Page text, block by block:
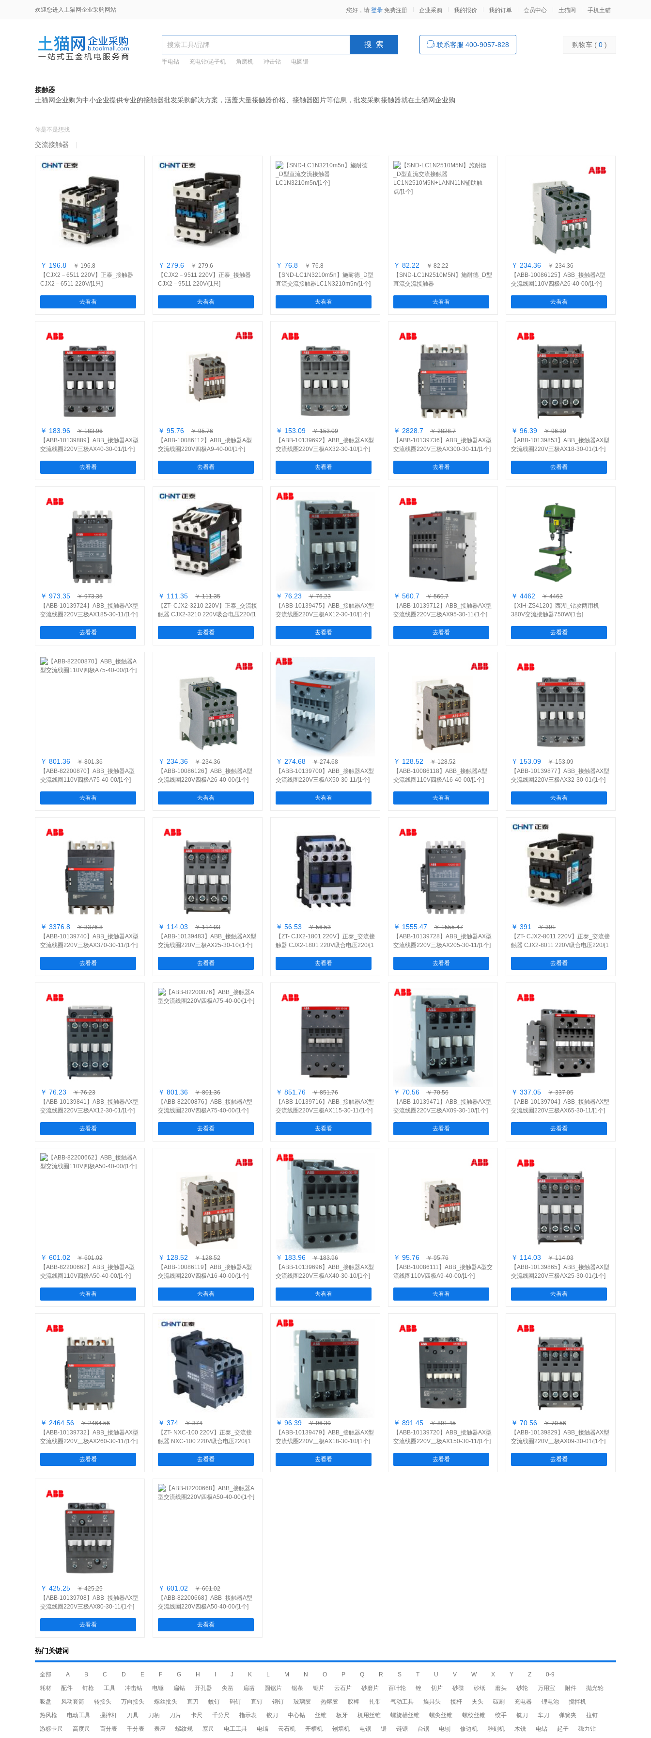
欢迎您进入土猫网企业采购网站 您好，请 登录 免费注册 企业采购 我的报价 我的订单 会员中心 土猫网 手机土猫
手电钻 充电钻/起子机 角磨机 冲击钻 电圆锯
联系客服 400-9057-828 购物车 ( 0 )
接触器
土猫网企业购为中小企业提供专业的接触器批发采购解决方案，涵盖大量接触器价格、接触器图片等信息，批发采购接触器就在土猫网企业购
你是不是想找
交流接触器
￥ 196.8
￥ 196.8
【CJX2－6511 220V】正泰_接触器
CJX2－6511 220V/[1只]
去看看
￥ 279.6
￥ 279.6
【CJX2－9511 220V】正泰_接触器
CJX2－9511 220V/[1只]
去看看
￥ 76.8
￥ 76.8
【SND-LC1N3210m5n】施耐德_D型
直流交流接触器LC1N3210m5n/[1个]
去看看
￥ 82.22
￥ 82.22
【SND-LC1N2510M5N】施耐德_D型
直流交流接触器
去看看
￥ 234.36
￥ 234.36
【ABB-10086125】ABB_接触器A型
交流线圈110V四极A26-40-00/[1个]
去看看
￥ 183.96
￥ 183.96
【ABB-10139889】ABB_接触器AX型
交流线圈220V三极AX40-30-01/[1个]
去看看
￥ 95.76
￥ 95.76
【ABB-10086112】ABB_接触器A型
交流线圈220V四极A9-40-00/[1个]
去看看
￥ 153.09
￥ 153.09
【ABB-10139692】ABB_接触器AX型
交流线圈220V三极AX32-30-10/[1个]
去看看
￥ 2828.7
￥ 2828.7
【ABB-10139736】ABB_接触器AX型
交流线圈220V三极AX300-30-11/[1个]
去看看
￥ 96.39
￥ 96.39
【ABB-10139853】ABB_接触器AX型
交流线圈220V三极AX18-30-01/[1个]
去看看
￥ 973.35
￥ 973.35
【ABB-10139724】ABB_接触器AX型
交流线圈220V三极AX185-30-11/[1个]
去看看
￥ 111.35
￥ 111.35
【ZT- CJX2-3210 220V】正泰_交流接
触器 CJX2-3210 220V吸合电压220/[1
去看看
￥ 76.23
￥ 76.23
【ABB-10139475】ABB_接触器AX型
交流线圈220V三极AX12-30-10/[1个]
去看看
￥ 560.7
￥ 560.7
【ABB-10139712】ABB_接触器AX型
交流线圈220V三极AX95-30-11/[1个]
去看看
￥ 4462
￥ 4462
【XIH-ZS4120】西湖_钻攻两用机
380V交流接触器750W/[1台]
去看看
￥ 801.36
￥ 801.36
【ABB-82200870】ABB_接触器A型
交流线圈110V四极A75-40-00/[1个]
去看看
￥ 234.36
￥ 234.36
【ABB-10086126】ABB_接触器A型
交流线圈220V四极A26-40-00/[1个]
去看看
￥ 274.68
￥ 274.68
【ABB-10139700】ABB_接触器AX型
交流线圈220V三极AX50-30-11/[1个]
去看看
￥ 128.52
￥ 128.52
【ABB-10086118】ABB_接触器A型
交流线圈110V四极A16-40-00/[1个]
去看看
￥ 153.09
￥ 153.09
【ABB-10139877】ABB_接触器AX型
交流线圈220V三极AX32-30-01/[1个]
去看看
￥ 3376.8
￥ 3376.8
【ABB-10139740】ABB_接触器AX型
交流线圈220V三极AX370-30-11/[1个]
去看看
￥ 114.03
￥ 114.03
【ABB-10139483】ABB_接触器AX型
交流线圈220V三极AX25-30-10/[1个]
去看看
￥ 56.53
￥ 56.53
【ZT- CJX2-1801 220V】正泰_交流接
触器 CJX2-1801 220V吸合电压220/[1
去看看
￥ 1555.47
￥ 1555.47
【ABB-10139728】ABB_接触器AX型
交流线圈220V三极AX205-30-11/[1个]
去看看
￥ 391
￥ 391
【ZT- CJX2-8011 220V】正泰_交流接
触器 CJX2-8011 220V吸合电压220/[1
去看看
￥ 76.23
￥ 76.23
【ABB-10139841】ABB_接触器AX型
交流线圈220V三极AX12-30-01/[1个]
去看看
￥ 801.36
￥ 801.36
【ABB-82200876】ABB_接触器A型
交流线圈220V四极A75-40-00/[1个]
去看看
￥ 851.76
￥ 851.76
【ABB-10139716】ABB_接触器AX型
交流线圈220V三极AX115-30-11/[1个]
去看看
￥ 70.56
￥ 70.56
【ABB-10139471】ABB_接触器AX型
交流线圈220V三极AX09-30-10/[1个]
去看看
￥ 337.05
￥ 337.05
【ABB-10139704】ABB_接触器AX型
交流线圈220V三极AX65-30-11/[1个]
去看看
￥ 601.02
￥ 601.02
【ABB-82200662】ABB_接触器A型
交流线圈110V四极A50-40-00/[1个]
去看看
￥ 128.52
￥ 128.52
【ABB-10086119】ABB_接触器A型
交流线圈220V四极A16-40-00/[1个]
去看看
￥ 183.96
￥ 183.96
【ABB-10139696】ABB_接触器AX型
交流线圈220V三极AX40-30-10/[1个]
去看看
￥ 95.76
￥ 95.76
【ABB-10086111】ABB_接触器A型交
流线圈110V四极A9-40-00/[1个]
去看看
￥ 114.03
￥ 114.03
【ABB-10139865】ABB_接触器AX型
交流线圈220V三极AX25-30-01/[1个]
去看看
￥ 2464.56
￥ 2464.56
【ABB-10139732】ABB_接触器AX型
交流线圈220V三极AX260-30-11/[1个]
去看看
￥ 374
￥ 374
【ZT- NXC-100 220V】正泰_交流接
触器 NXC-100 220V吸合电压220/[1
去看看
￥ 96.39
￥ 96.39
【ABB-10139479】ABB_接触器AX型
交流线圈220V三极AX18-30-10/[1个]
去看看
￥ 891.45
￥ 891.45
【ABB-10139720】ABB_接触器AX型
交流线圈220V三极AX150-30-11/[1个]
去看看
￥ 70.56
￥ 70.56
【ABB-10139829】ABB_接触器AX型
交流线圈220V三极AX09-30-01/[1个]
去看看
￥ 425.25
￥ 425.25
【ABB-10139708】ABB_接触器AX型
交流线圈220V三极AX80-30-11/[1个]
去看看
￥ 601.02
￥ 601.02
【ABB-82200668】ABB_接触器A型
交流线圈220V四极A50-40-00/[1个]
去看看
热门关键词
全部 A B C D E F G H J K L M N O P Q R S T U V W X Y Z
0-9
耗材
配件 钉枪 工具 冲击钻 电锤 扁钻 开孔器 尖凿 扁凿 圆锯片 锯条 锯片 云石片 砂磨片 百叶轮 锉 切片 砂碟 砂纸 磨头 砂轮 万用宝 附件
抛光轮
吸盘
风动套筒 转接头 万向接头 螺丝批头 直刀 蚊钉 码钉 直钉 钢钉 玻璃胶 热熔胶 胶棒 扎带 气动工具 旋具头 接杆 夹头 碳刷 充电器 锂电池
搅拌机
热风枪
电动工具 搅拌杆 刀具 刀柄 刀片 卡尺 千分尺 指示表 铰刀 中心钻 丝锥 板牙 机用丝锥 螺旋槽丝锥 螺尖丝锥 螺纹丝锥 绞手 铣刀 车刀 弹簧夹
拉钉
游标卡尺
高度尺 百分表 千分表 表座 螺纹规 塞尺 电工工具 电镐 云石机 开槽机 刨墙机 电锯 锯 链锯 台锯 电刨 修边机 雕刻机 木铣 电钻 起子 磁力钻